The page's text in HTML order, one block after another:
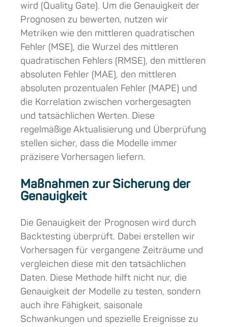
wird (Quality Gate). Um die Genauigkeit der
Prognosen zu bewerten, nutzen wir
Metriken wie den mittleren quadratischen
Fehler (MSE), die Wurzel des mittleren
quadratischen Fehlers (RMSE), den mittleren
absoluten Fehler (MAE), den mittleren
absoluten prozentualen Fehler (MAPE) und
die Korrelation zwischen vorhergesagten
und tatsächlichen Werten. Diese
regelmäßige Aktualisierung und Überprüfung
stellen sicher, dass die Modelle immer
präzisere Vorhersagen liefern.
Maßnahmen zur Sicherung der
Genauigkeit
Die Genauigkeit der Prognosen wird durch
Backtesting überprüft. Dabei erstellen wir
Vorhersagen für vergangene Zeiträume und
vergleichen diese mit den tatsächlichen
Daten. Diese Methode hilft nicht nur, die
Genauigkeit der Modelle zu testen, sondern
auch ihre Fähigkeit, saisonale
Schwankungen und spezielle Ereignisse zu